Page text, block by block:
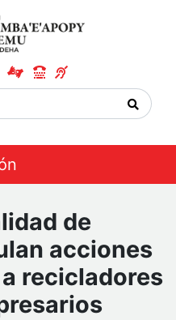
de
acciones
recicladores